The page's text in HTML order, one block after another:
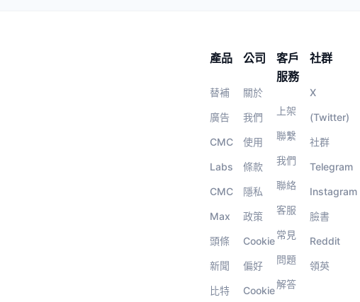
產品
替補
廣告
CMC
Labs
CMC
Max
頭條
新聞
比特
公司
關於
我們
使用
條款
隱私
政策
Cookie
偏好
Cookie
客戶
服務
上架
聯繫
我們
聯絡
客服
常見
問題
解答
社群
X
(Twitter)
社群
Telegram
Instagram
臉書
Reddit
領英